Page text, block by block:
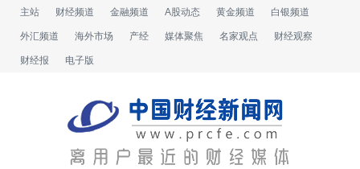
主站 财经频道 金融频道 A股动态 黄金频道 白银频道
外汇频道 海外市场 产经 媒体聚焦 名家观点 财经观察
财经报 电子版